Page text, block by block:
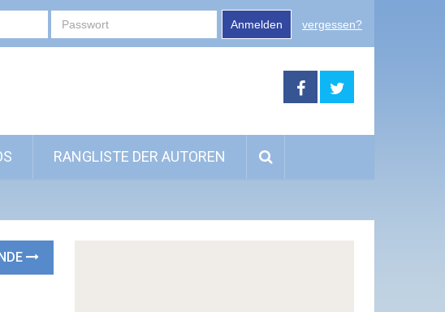
Anmelden vergessen?
RANGLISTE DER AUTOREN